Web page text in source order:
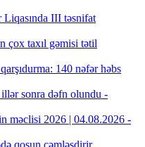
III təsnifat
çox taxıl gəmisi tətil
140 nəfər həbs
sonra dəfn olundu -
məclisi 2026 | 04.08.2026 -